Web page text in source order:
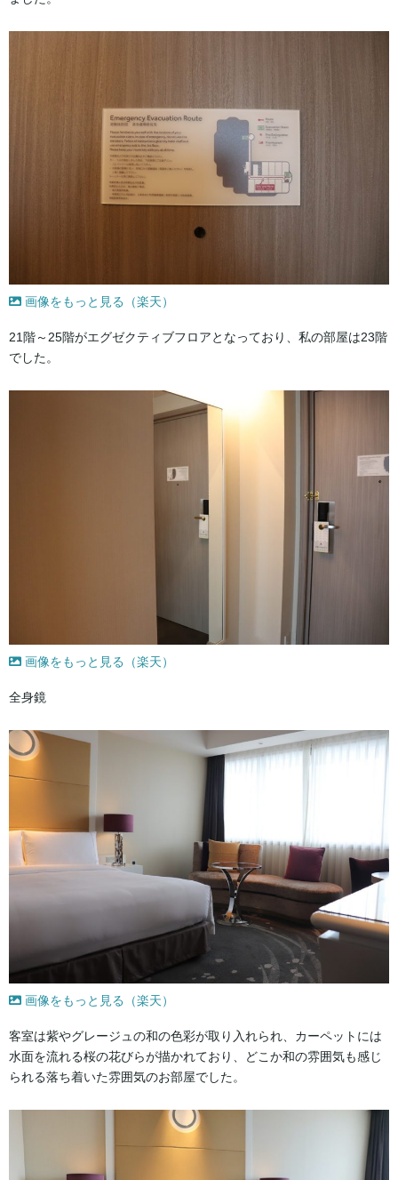
画像をもっと見る（楽天）
21階～25階がエグゼクティブフロアとなっており、私の部屋は23階
でした。
画像をもっと見る（楽天）
全身鏡
画像をもっと見る（楽天）
客室は紫やグレージュの和の色彩が取り入れられ、カーペットには
水面を流れる桜の花びらが描かれており、どこか和の雰囲気も感じ
られる落ち着いた雰囲気のお部屋でした。